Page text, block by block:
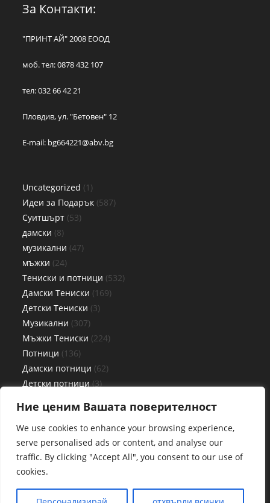
Ние ценим Вашата поверителност
We use cookies to enhance your browsing experience,
serve personalised ads or content, and analyse our
traffic. By clicking "Accept All", you consent to our use of
cookies.
За Контакти:
"ПРИНТ АЙ" 2008 ЕООД
моб. тел: 0878 432 107
тел: 032 66 42 21
Пловдив, ул. "Бетовен" 12
E-mail: bg664221@abv.bg
Uncategorized 1
Идеи за Подарък 587
Суитшърт 53
дамски 8
музикални 47
мъжки 24
Тениски и потници 532
Дамски Тениски 169
Детски Тениски 3
Музикални 307
Мъжки Тениски 224
Потници 136
Дамски потници 62
Детски потници 3
Чаши 27